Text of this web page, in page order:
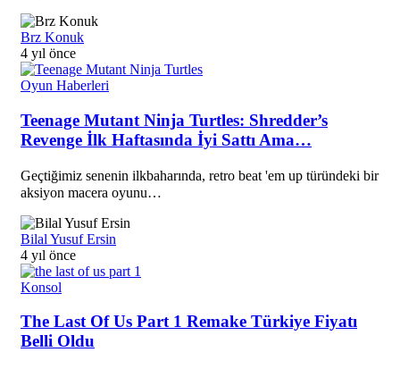
Brz Konuk
4 yıl önce
Oyun Haberleri
Teenage Mutant Ninja Turtles: Shredder’s
Revenge İlk Haftasında İyi Sattı Ama…
Geçtiğimiz senenin ilkbaharında, retro beat 'em up türündeki bir
aksiyon macera oyunu…
Bilal Yusuf Ersin
4 yıl önce
Konsol
The Last Of Us Part 1 Remake Türkiye Fiyatı
Belli Oldu